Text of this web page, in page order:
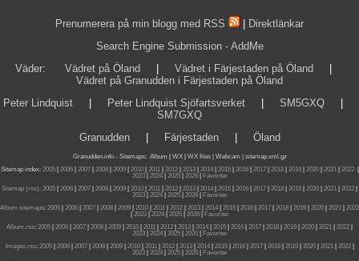
Prenumerera på min blogg med RSS
Direktlänkar
Search Engine Submission - AddMe
Väder: Vädret på Öland Vädret i Färjestaden på Öland
Vädret på Granudden i Färjestaden på Öland
Peter Lindquist
Peter Lindquist Sjöfartsverket SM5GXQ
SM7GXQ
Granudden| Färjestaden| Öland
Granudden.info- Sitemaps: Album WX WX files | Webcam |
sitemap.xml.gz
Sitemap index: 2005| 2006| 2007| 2008| 2009| 2010| 2011| 2012| 2013| 2014| 2015| 2016| 2017| 2018| 2019| 2020| 2021| 2022|
2023| 2024| 2025| 2026|
Favoriter
Sitemap (rss): 2005 2006 2007 2008 2009 2010 2011 2012 2013 2014 2015 2016 2017 2018 2019 2020 2021 2022
2023| 2024| 2025| 2026|
Favoriter
Album sitemaps: 2005 2006 2007 2008 2009 2010 2011 2012 2013 2014 2015 2016 2017 2018 2019 2020 2021
2022
2023| 2024| 2025| 2026|
Favoriter
Album.rss: 2005 2006 2007 2008 2009 2010 2011 2012 2013 2014 2015 2016 2017 2018 2019 2020 2021 2022
2023| 2024| 2025| 2026|
Favoriter
Images.rss: 2005| 2006| 2007| 2008| 2009| 2010| 2011| 2012| 2013| 2014| 2015| 2016| 2017| 2018| 2019| 2020| 2021| 2022|
2023| 2024| 2025| 2026|
Favoriter